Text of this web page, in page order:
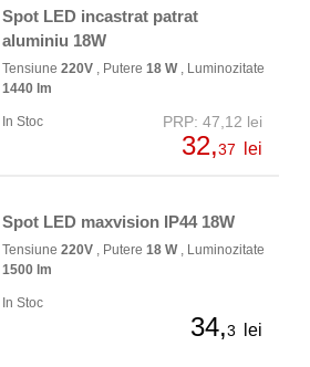
Spot LED incastrat patrat
aluminiu 18W
Tensiune 220V , Putere 18 W, Luminozitate
1440 lm
In Stoc PRP: 47,12 lei
32,37 lei
Spot LED maxvision IP44 18W
Tensiune 220V , Putere 18 W, Luminozitate
1500 lm
In Stoc
34,3 lei